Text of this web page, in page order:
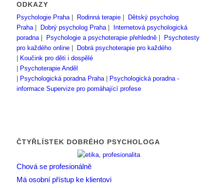
ODKAZY
Psychologie Praha| Rodinná terapie|
Dětský psycholog
Praha| Dobrý psycholog Praha|
Internetová psychologická
poradna| Psychologie a psychoterapie přehledně|
Psychotesty
pro každého online|
Dobrá psychoterapie pro každého
Koučink pro děti i dospělé
Psychoterapie Anděl
Psychologická poradna Praha|
Psychologická poradna -
informace Supervize pro pomáhající profese
ČTYŘLÍSTEK DOBRÉHO PSYCHOLOGA
Chová se profesionálně
Má osobní přístup ke klientovi